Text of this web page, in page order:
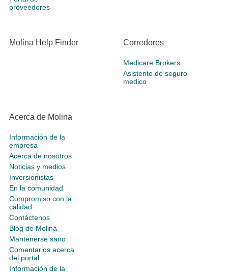
proveedores
Molina Help Finder Corredores
Medicare Brokers
Asistente de seguro
medico
Acerca de Molina
Información de la
empresa
Acerca de nosotros
Noticias y medios
Inversionistas
En la comunidad
Compromiso con la
calidad
Contáctenos
Blog de Molina
Mantenerse sano
Comentarios acerca
del portal
Información de la